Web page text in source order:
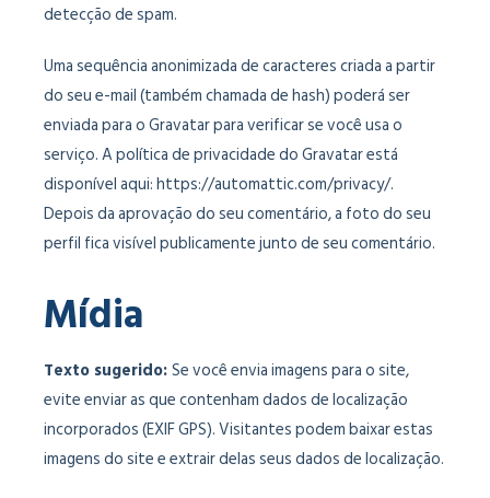
detecção de spam.
Uma sequência anonimizada de caracteres criada a partir
do seu e-mail (também chamada de hash) poderá ser
enviada para o Gravatar para verificar se você usa o
serviço. A política de privacidade do Gravatar está
disponível aqui: https://automattic.com/privacy/.
Depois da aprovação do seu comentário, a foto do seu
perfil fica visível publicamente junto de seu comentário.
Mídia
Texto sugerido:Se você envia imagens para o site,
evite enviar as que contenham dados de localização
incorporados (EXIF GPS). Visitantes podem baixar estas
imagens do site e extrair delas seus dados de localização.